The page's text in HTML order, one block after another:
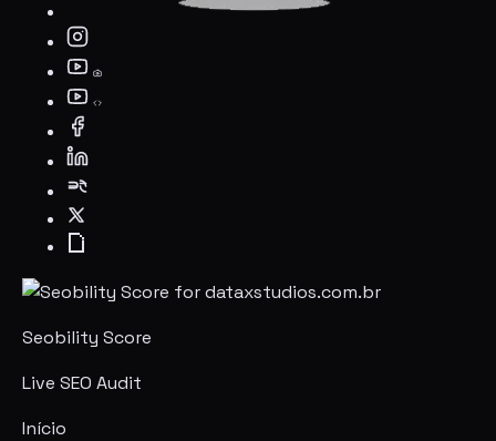
Seobility Score
Live SEO Audit
Início